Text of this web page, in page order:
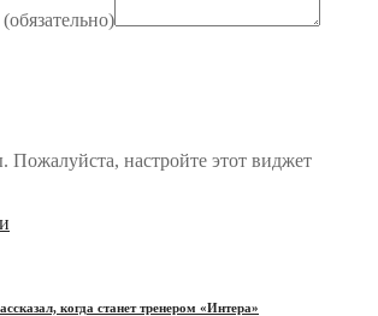
(обязательно)
настройте этот виджет
когда станет тренером «Интера»